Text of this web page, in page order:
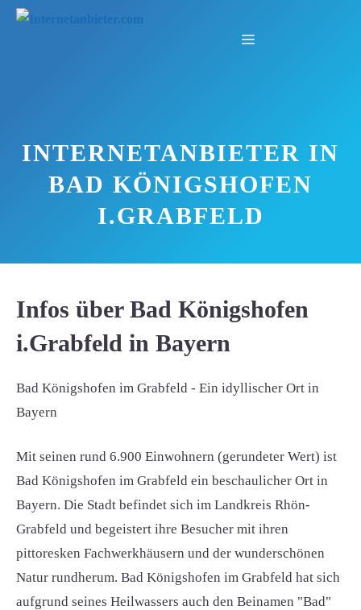
Zum
Menü
INTERNETANBIETER IN
BAD KÖNIGSHOFEN
I.GRABFELD
Infos über Bad Königshofen
i.Grabfeld in Bayern
Bad Königshofen im Grabfeld - Ein idyllischer Ort in
Bayern
Mit seinen rund 6.900 Einwohnern (gerundeter Wert) ist
Bad Königshofen im Grabfeld ein beschaulicher Ort in
Bayern. Die Stadt befindet sich im Landkreis Rhön-
Grabfeld und begeistert ihre Besucher mit ihren
pittoresken Fachwerkhäusern und der wunderschönen
Natur rundherum. Bad Königshofen im Grabfeld hat sich
aufgrund seines Heilwassers auch den Beinamen "Bad"